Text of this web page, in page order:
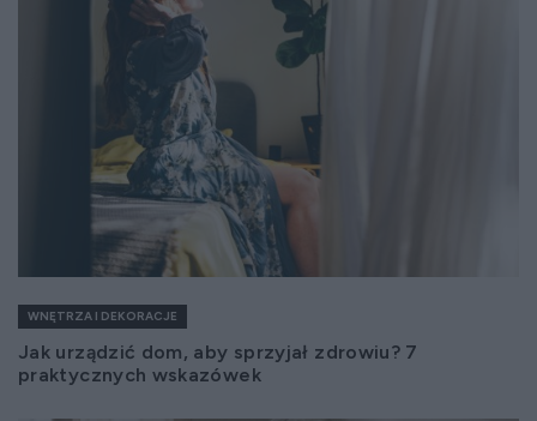
WNĘTRZA I DEKORACJE
Jak urządzić dom, aby sprzyjał zdrowiu? 7
praktycznych wskazówek